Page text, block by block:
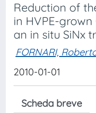
Reduction of
in HVPE-
an in situ SiNx
FORNARI,
2010-01-01
Scheda breve